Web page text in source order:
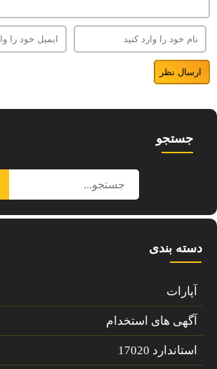
جستجو
دسته بندی
آپارات
آگهی های استخدام
استاندارد 17020